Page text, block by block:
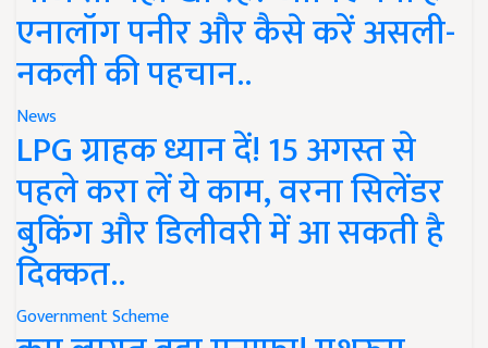
एनालॉग पनीर और कैसे करें असली-
नकली की पहचान..
News
LPG ग्राहक ध्यान दें! 15 अगस्त से
पहले करा लें ये काम, वरना सिलेंडर
बुकिंग और डिलीवरी में आ सकती है
दिक्कत..
Government Scheme